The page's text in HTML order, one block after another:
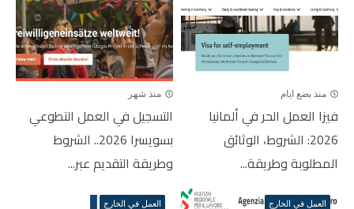
منذ بضع ايام
فيزا العمل الحر في ألمانيا
2026: الشروط، الوثائق
المطلوبة وطريقة...
منذ شهر
التسجيل في العمل التطوعي
بسويسرا 2026.. الشروط
وطريقة التقديم عبر...
العمل في الخارج العمل في الخارج